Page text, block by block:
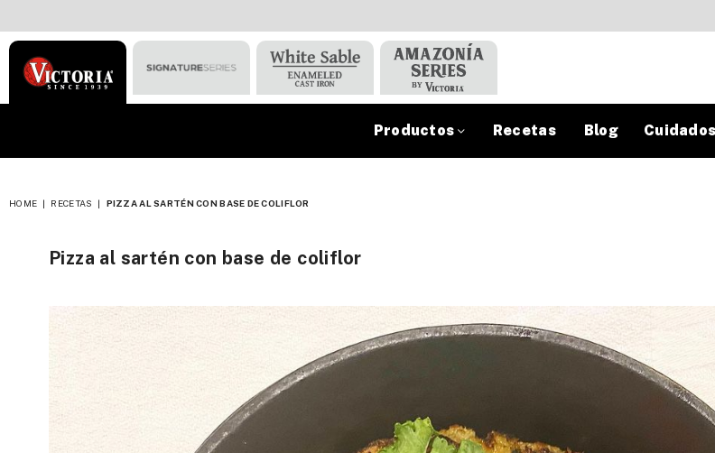
VICTORIA
Productos Recetas Blog Cuidados
HOME | RECETAS | PIZZA AL SARTÉN CON BASE DE COLIFLOR
Pizza al sartén con base de coliflor